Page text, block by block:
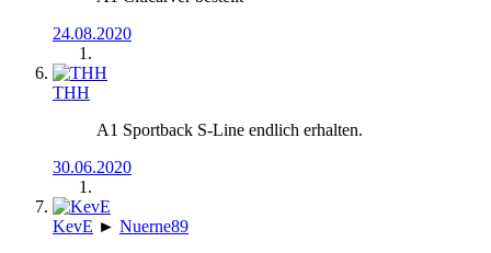
24.08.2020
THH
A1 Sportback S-Line endlich erhalten.
30.06.2020
KevE ► Nuerne89